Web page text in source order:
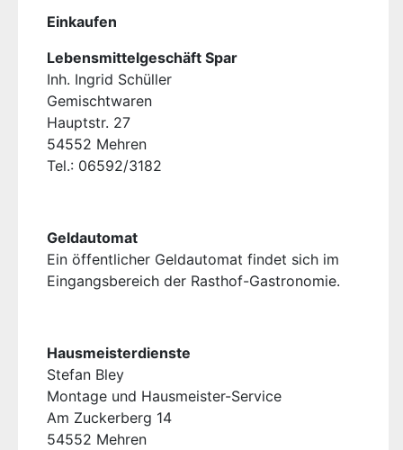
Einkaufen
Lebensmittelgeschäft Spar
Inh. Ingrid Schüller
Gemischtwaren
Hauptstr. 27
54552 Mehren
Tel.: 06592/3182
Geldautomat
Ein öffentlicher Geldautomat findet sich im
Eingangsbereich der Rasthof-Gastronomie.
Hausmeisterdienste
Stefan Bley
Montage und Hausmeister-Service
Am Zuckerberg 14
54552 Mehren